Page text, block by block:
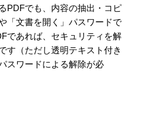
PDFでも、内容の抽出・コピ
「文書を開く」パスワードで
であれば、セキュリティを解
す（ただし透明テキスト付き
スワードによる解除が必